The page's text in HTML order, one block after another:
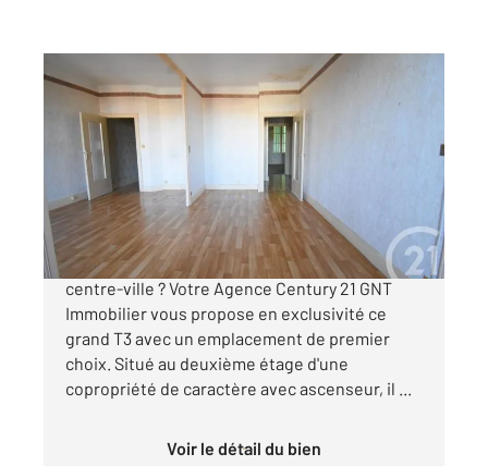
VICHY 03
87,71 m2, 3 pièces
Ref : 1811
Appartement T3 à vendre
122 000 €
Vous souhaitez un appartement à 2 pas du
centre-ville ? Votre Agence Century 21 GNT
Immobilier vous propose en exclusivité ce
grand T3 avec un emplacement de premier
choix. Situé au deuxième étage d'une
copropriété de caractère avec ascenseur, il ...
Voir le détail du bien